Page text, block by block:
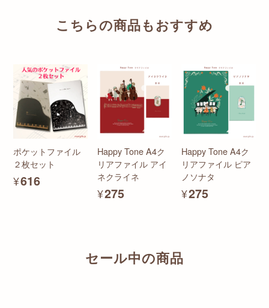
こちらの商品もおすすめ
ポケットファイル
２枚セット
¥616
Happy Tone A4ク
リアファイル アイ
ネクライネ
¥275
Happy Tone A4ク
リアファイル ピア
ノソナタ
¥275
セール中の商品